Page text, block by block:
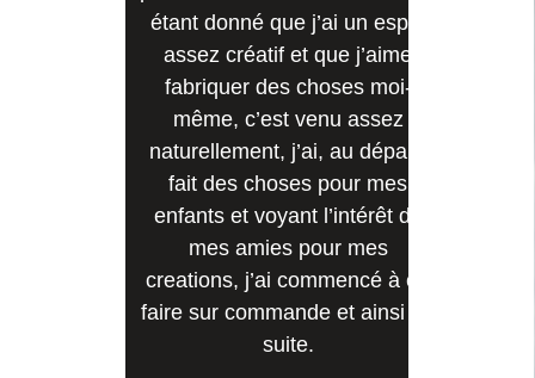
étant donné que j’ai un esprit
assez créatif et que j’aime
fabriquer des choses moi-
même, c’est venu assez
naturellement, j’ai, au départ,
fait des choses pour mes
enfants et voyant l’intérêt de
mes amies pour mes
creations, j’ai commencé à en
faire sur commande et ainsi de
suite.